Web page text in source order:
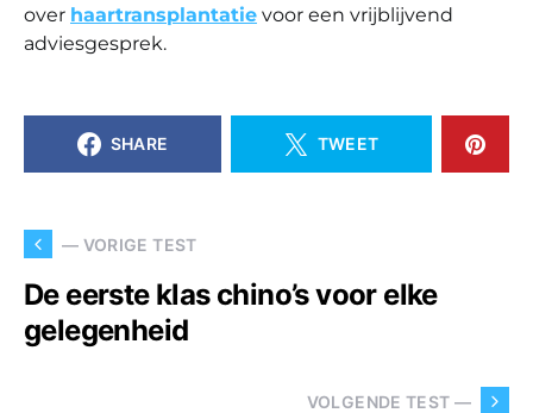
over haartransplantatie voor een vrijblijvend
adviesgesprek.
SHARE TWEET
— VORIGE TEST
De eerste klas chino’s voor elke
gelegenheid
VOLGENDE TEST —